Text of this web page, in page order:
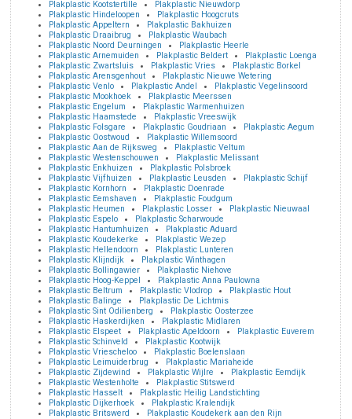
Plakplastic Kootstertille
Plakplastic Nieuwdorp
Plakplastic Hindeloopen
Plakplastic Hoogcruts
Plakplastic Appeltern
Plakplastic Bakhuizen
Plakplastic Draaibrug
Plakplastic Waubach
Plakplastic Noord Deurningen
Plakplastic Heerle
Plakplastic Arnemuiden
Plakplastic Beldert
Plakplastic Loenga
Plakplastic Zwartsluis
Plakplastic Vries
Plakplastic Borkel
Plakplastic Arensgenhout
Plakplastic Nieuwe Wetering
Plakplastic Venlo
Plakplastic Andel
Plakplastic Vegelinsoord
Plakplastic Mookhoek
Plakplastic Meerssen
Plakplastic Engelum
Plakplastic Warmenhuizen
Plakplastic Haamstede
Plakplastic Vreeswijk
Plakplastic Folsgare
Plakplastic Goudriaan
Plakplastic Aegum
Plakplastic Oostwoud
Plakplastic Willemsoord
Plakplastic Aan de Rijksweg
Plakplastic Veltum
Plakplastic Westenschouwen
Plakplastic Melissant
Plakplastic Enkhuizen
Plakplastic Polsbroek
Plakplastic Vijfhuizen
Plakplastic Leusden
Plakplastic Schijf
Plakplastic Kornhorn
Plakplastic Doenrade
Plakplastic Eemshaven
Plakplastic Foudgum
Plakplastic Heumen
Plakplastic Losser
Plakplastic Nieuwaal
Plakplastic Espelo
Plakplastic Scharwoude
Plakplastic Hantumhuizen
Plakplastic Aduard
Plakplastic Koudekerke
Plakplastic Wezep
Plakplastic Hellendoorn
Plakplastic Lunteren
Plakplastic Klijndijk
Plakplastic Winthagen
Plakplastic Bollingawier
Plakplastic Niehove
Plakplastic Hoog-Keppel
Plakplastic Anna Paulowna
Plakplastic Beltrum
Plakplastic Vlodrop
Plakplastic Hout
Plakplastic Balinge
Plakplastic De Lichtmis
Plakplastic Sint Odilienberg
Plakplastic Oosterzee
Plakplastic Haskerdijken
Plakplastic Midlaren
Plakplastic Elspeet
Plakplastic Apeldoorn
Plakplastic Euverem
Plakplastic Schinveld
Plakplastic Kootwijk
Plakplastic Vriescheloo
Plakplastic Boelenslaan
Plakplastic Leimuiderbrug
Plakplastic Mariaheide
Plakplastic Zijdewind
Plakplastic Wijlre
Plakplastic Eemdijk
Plakplastic Westenholte
Plakplastic Stitswerd
Plakplastic Hasselt
Plakplastic Heilig Landstichting
Plakplastic Dijkerhoek
Plakplastic Kralendijk
Plakplastic Britswerd
Plakplastic Koudekerk aan den Rijn